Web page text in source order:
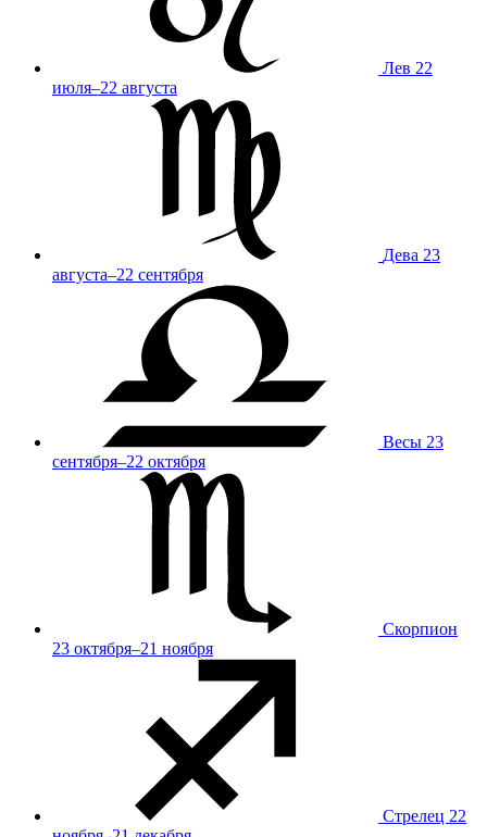
Лев 22
июля–22 августа
Дева 23
августа–22 сентября
Весы 23
сентября–22 октября
Скорпион
23 октября–21 ноября
Стрелец 22